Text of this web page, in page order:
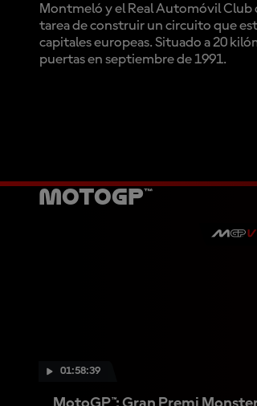
Montmeló y el Real Automóvil Club
tarea de construir un circuito que
capitales europeas. Situado a 20
puertas en septiembre de 1991.
MotoGP™
01:58:39